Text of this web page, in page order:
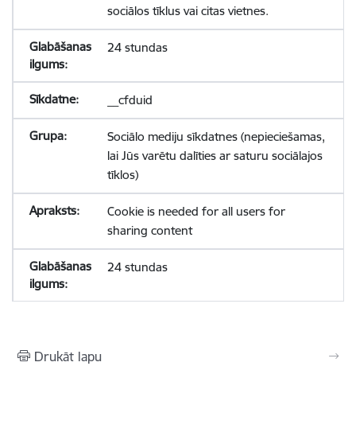
sociālos tīklus vai citas vietnes.
24 stundas
__cfduid
Sociālo mediju sīkdatnes (nepieciešamas,
lai Jūs varētu dalīties ar saturu sociālajos
tīklos)
Cookie is needed for all users for
sharing content
24 stundas
Drukāt lapu